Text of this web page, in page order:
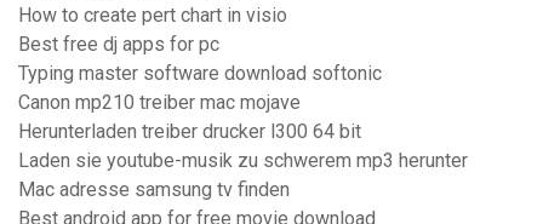
How to create pert chart in visio
Best free dj apps for pc
Typing master software download softonic
Canon mp210 treiber mac mojave
Herunterladen treiber drucker l300 64 bit
Laden sie youtube-musik zu schwerem mp3 herunter
Mac adresse samsung tv finden
Best android app for free movie download